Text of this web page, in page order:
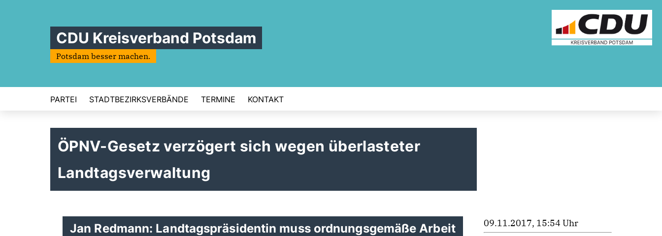
CDU Kreisverband Potsdam
Potsdam besser machen.
PARTEI STADTBEZIRKSVERBÄNDE TERMINE KONTAKT
ÖPNV-Gesetz verzögert sich wegen überlasteter
Landtagsverwaltung
Jan Redmann: Landtagspräsidentin muss ordnungsgemäße Arbeit
09.11.2017, 15:54 Uhr